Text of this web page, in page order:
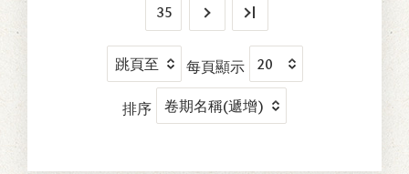
35
每頁顯示
排序